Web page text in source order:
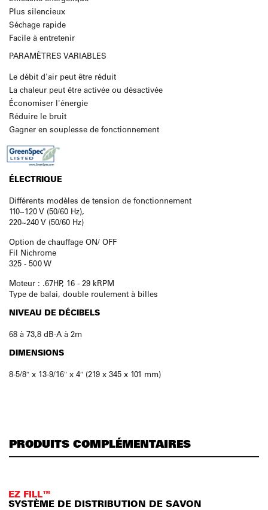
Plus silencieux
Séchage rapide
Facile à entretenir
PARAMÈTRES VARIABLES
Le débit d'air peut être réduit
La chaleur peut être activée ou désactivée
Économiser l'énergie
Réduire le bruit
Gagner en souplesse de fonctionnement
ÉLECTRIQUE
Différents modèles de tension de fonctionnement
110~120 V (50/60 Hz),
220~240 V (50/60 Hz)
Option de chauffage ON/ OFF
Fil Nichrome
325 - 500 W
Moteur : .67HP, 16 - 29 kRPM
Type de balai, double roulement à billes
NIVEAU DE DÉCIBELS
68 à 73,8 dB-A à 2m
DIMENSIONS
8-5/8″ x 13-9/16″ x 4″ (219 x 345 x 101 mm)
PRODUITS COMPLÉMENTAIRES
EZ FILL™
SYSTÈME DE DISTRIBUTION DE SAVON